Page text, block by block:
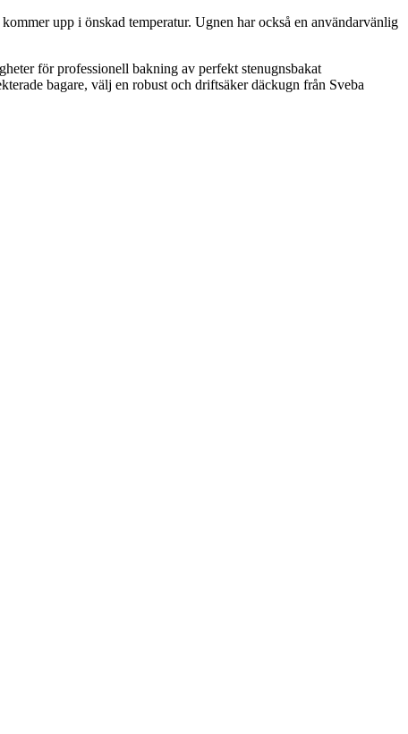
upp i önskad temperatur. Ugnen har också en användarvänlig
för professionell bakning av perfekt stenugnsbakat
bagare, välj en robust och driftsäker däckugn från Sveba